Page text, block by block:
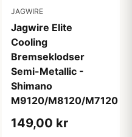
JAGWIRE
Jagwire Elite
Cooling
Bremseklodser
Semi-Metallic -
Shimano
M9120/M8120/M7120
149,00 kr